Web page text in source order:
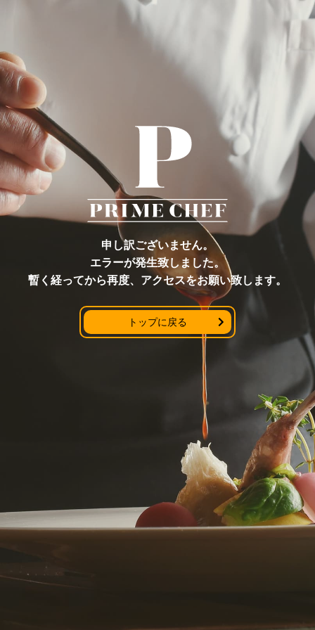
申し訳ございません。
エラーが発生致しました。
暫く経ってから再度、アクセスをお願い致します。
トップに戻る